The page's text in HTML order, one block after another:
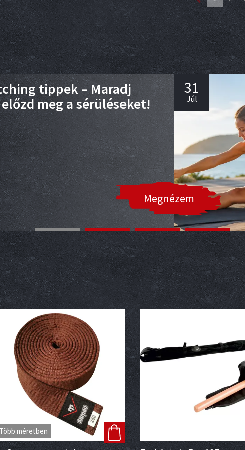
Megnézem
tippek – Maradj
meg a sérüléseket!
31
Júl
Több méretben